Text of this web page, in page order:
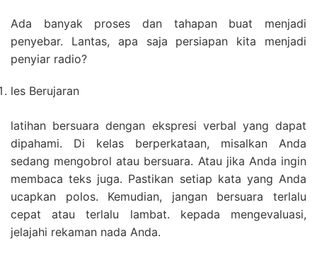
Ada banyak proses dan tahapan buat menjadi
penyebar. Lantas, apa saja persiapan kita menjadi
penyiar radio?
les Berujaran
latihan bersuara dengan ekspresi verbal yang dapat
dipahami. Di kelas berperkataan, misalkan Anda
sedang mengobrol atau bersuara. Atau jika Anda ingin
membaca teks juga. Pastikan setiap kata yang Anda
ucapkan polos. Kemudian, jangan bersuara terlalu
cepat atau terlalu lambat. kepada mengevaluasi,
jelajahi rekaman nada Anda.